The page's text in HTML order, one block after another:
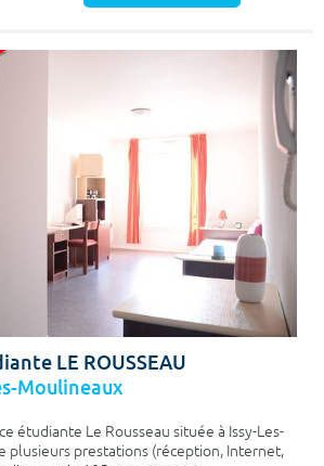
LE ROUSSEAU
Moulineaux
étudiante Le Rousseau située à Issy-Les-
plusieurs prestations (réception, Internet,